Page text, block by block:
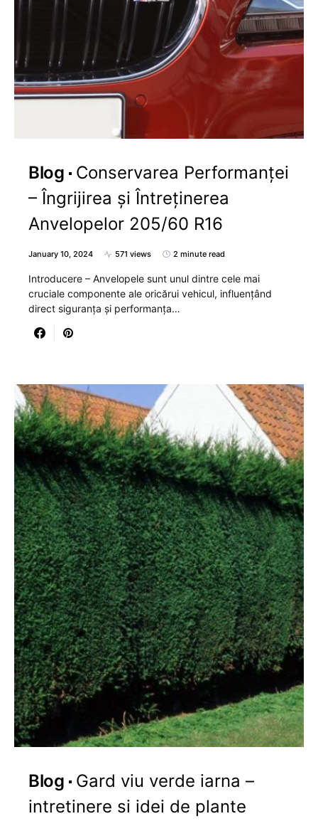
Blog
Conservarea Performanței
– Îngrijirea și Întreținerea
Anvelopelor 205/60 R16
January 10, 2024 571 views 2 minute read
Introducere – Anvelopele sunt unul dintre cele mai
cruciale componente ale oricărui vehicul, influențând
direct siguranța și performanța…
Blog
Gard viu verde iarna –
intretinere si idei de plante